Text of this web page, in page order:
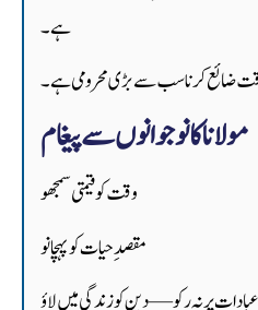
ہے۔
ضائع کرنا سب سے بڑی محرومی ہے۔
مولانا کا نوجوانوں سے پیغام
وقت کو قیمتی سمجھو
مقصدِ حیات کو پہچانو
پر نہ رکو — دین کو زندگی میں لاؤ